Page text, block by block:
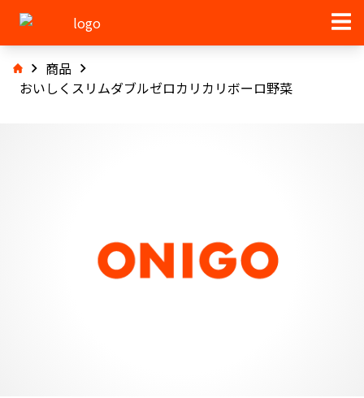
商品
おいしくスリムダブルゼロカリカリボーロ野菜